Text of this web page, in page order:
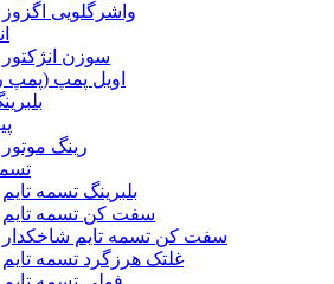
واشرگلویی اگزوز
سوزن انژکتور
اویل پمپ (پمپ
رینگ موتور
بلبرینگ تسمه تایم
سفت کن تسمه تایم
سفت کن تسمه تایم شاخکدار
غلتک هرزگرد تسمه تایم